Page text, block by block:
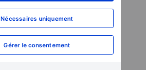
Nécessaires uniquement
Gérer le consentement